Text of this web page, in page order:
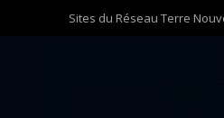
Sites du Réseau Terre